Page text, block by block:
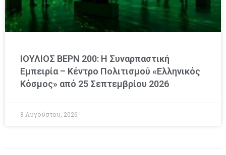
ΙΟΥΛΙΟΣ ΒΕΡΝ 200: Η Συναρπαστική
Εμπειρία – Κέντρο Πολιτισμού «Ελληνικός
Κόσμος» από 25 Σεπτεμβρίου 2026
8 Αυγούστου, 2026